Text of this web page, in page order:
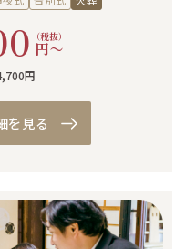
（税抜）
円〜
円
を見る